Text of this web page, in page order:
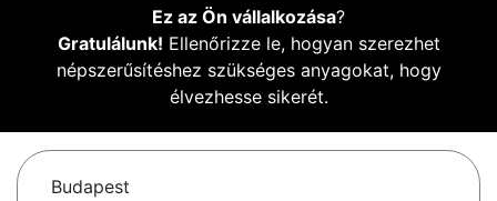
Ez az Ön vállalkozása?
Gratulálunk! Ellenőrizze le, hogyan szerezhet
népszerűsítéshez szükséges anyagokat, hogy
élvezhesse sikerét.
Budapest